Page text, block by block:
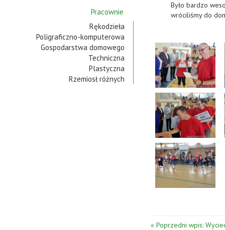
Pracownie
Rękodzieła
Poligraficzno-komputerowa
Gospodarstwa domowego
Techniczna
Plastyczna
Rzemiosł różnych
Było bardzo
wróciliśmy do
« Poprzedni wpis: